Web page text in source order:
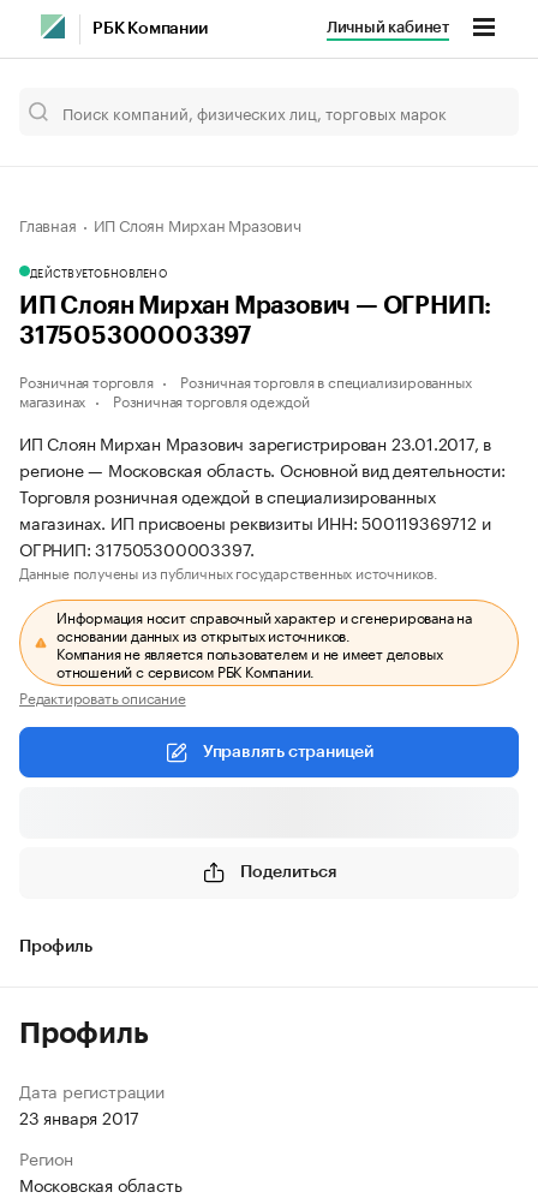
РБК Компании Личный кабинет
Главная ИП Слоян Мирхан Мразович
ДЕЙСТВУЕТОБНОВЛЕНО
ИП Слоян Мирхан Мразович — ОГРНИП:
317505300003397
Розничная торговля
Розничная торговля в специализированных
магазинах
Розничная торговля одеждой
ИП Слоян Мирхан Мразович зарегистрирован 23.01.2017, в
регионе — Московская область. Основной вид деятельности:
Торговля розничная одеждой в специализированных
магазинах. ИП присвоены реквизиты ИНН: 500119369712 и
ОГРНИП: 317505300003397.
Данные получены из публичных государственных источников.
Информация носит справочный характер и сгенерирована на
основании данных из открытых источников.
Компания не является пользователем и не имеет деловых
отношений с сервисом РБК Компании.
Редактировать описание
Управлять страницей
Поделиться
Профиль
Профиль
Дата регистрации
23 января 2017
Регион
Московская область